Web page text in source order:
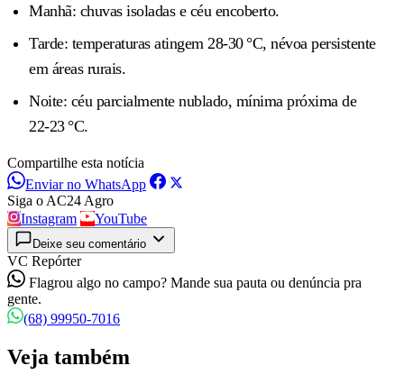
Manhã: chuvas isoladas e céu encoberto.
Tarde: temperaturas atingem 28‑30 °C, névoa persistente
em áreas rurais.
Noite: céu parcialmente nublado, mínima próxima de
22‑23 °C.
Compartilhe esta notícia
Enviar no WhatsApp
Siga o AC24 Agro
Instagram
YouTube
Deixe seu comentário
VC Repórter
Flagrou algo no campo? Mande sua pauta ou denúncia pra
gente.
(68) 99950-7016
Veja também